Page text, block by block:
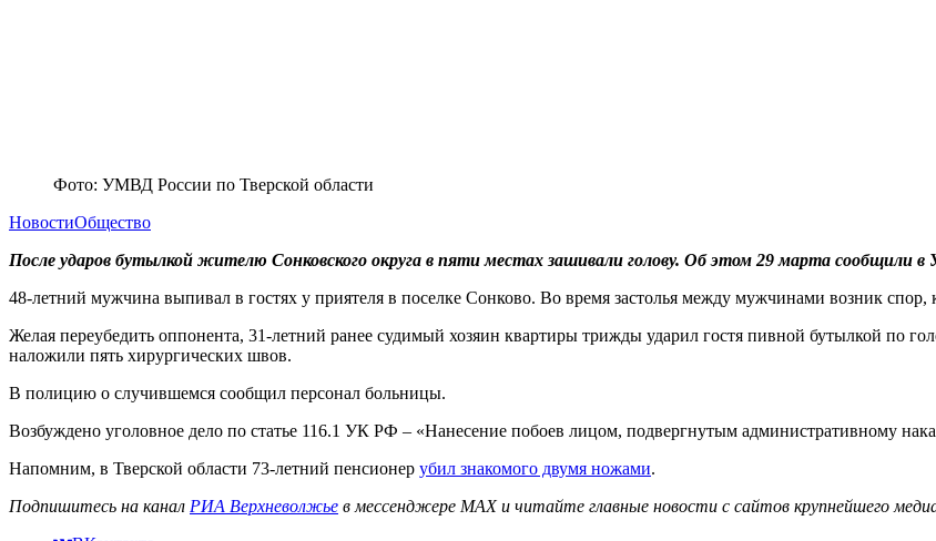
Фото: УМВД России по Тверской области
НовостиОбщество
После ударов бутылкой жителю Сонковского округа в пяти местах зашивали голову. Об этом 29 марта сообщили
48-летний мужчина выпивал в гостях у приятеля в поселке Сонково. Во время застолья между мужчинами возник спор,
Желая переубедить оппонента, 31-летний ранее судимый хозяин квартиры трижды ударил гостя пивной бутылкой по
наложили пять хирургических швов.
В полицию о случившемся сообщил персонал больницы.
Возбуждено уголовное дело по статье 116.1 УК РФ – «Нанесение побоев лицом, подвергнутым административному
Напомним, в Тверской области 73-летний пенсионер убил знакомого двумя ножами.
Подпишитесь на канал РИА Верхневолжье в мессенджере MAX и читайте главные новости с сайтов крупнейшего